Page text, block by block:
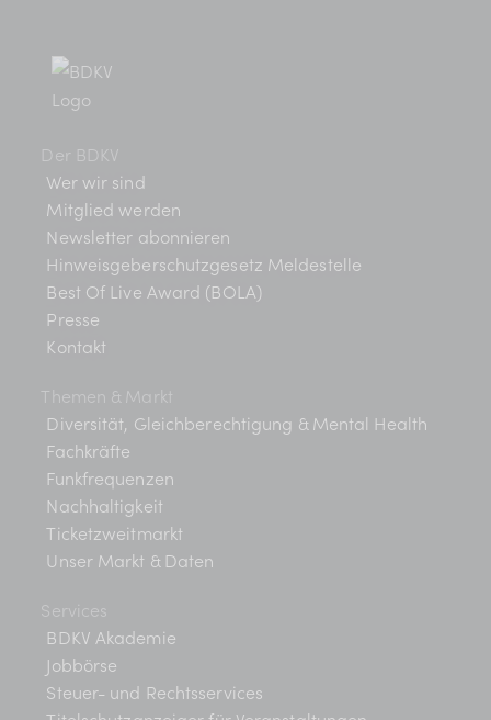
Der BDKV
Wer wir sind
Mitglied werden
Newsletter abonnieren
Hinweisgeberschutzgesetz Meldestelle
Best Of Live Award (BOLA)
Presse
Kontakt
Themen & Markt
Diversität, Gleichberechtigung & Mental Health
Fachkräfte
Funkfrequenzen
Nachhaltigkeit
Ticketzweitmarkt
Unser Markt & Daten
Services
BDKV Akademie
Jobbörse
Steuer- und Rechtsservices